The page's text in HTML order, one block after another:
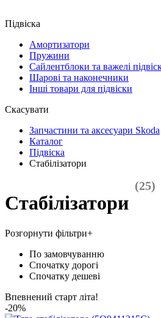
Підвіска
Амортизатори
Пружини
Сайлентблоки та важелі
Шарові та наконечники
Інші товари для підвіски
Скасувати
Запчастини та аксесуари Skoda
Каталог
Підвіска
Стабілізатори
Стабілізатори
(25)
Розгорнути фільтри+
По замовчуванню
Спочатку дорогі
Спочатку дешеві
Впевнений старт літа!
-20%